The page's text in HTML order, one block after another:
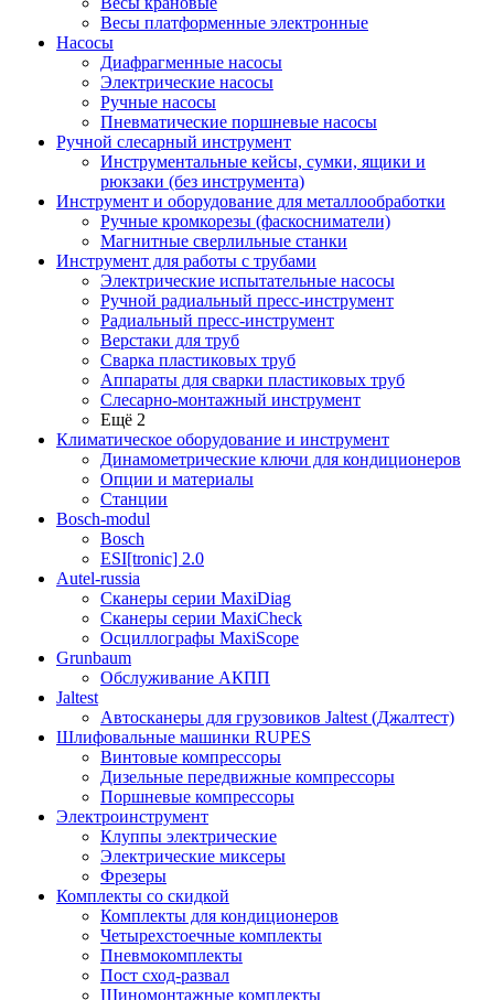
Весы платформенные электронные
Насосы
Диафрагменные насосы
Электрические насосы
Ручные насосы
Пневматические поршневые насосы
Ручной слесарный инструмент
Инструментальные кейсы, сумки, ящики и
рюкзаки (без инструмента)
Инструмент и оборудование для металлообработки
Ручные кромкорезы (фаскосниматели)
Магнитные сверлильные станки
Инструмент для работы с трубами
Электрические испытательные насосы
Ручной радиальный пресс-инструмент
Радиальный пресс-инструмент
Верстаки для труб
Сварка пластиковых труб
Аппараты для сварки пластиковых труб
Слесарно-монтажный инструмент
Ещё 2
Климатическое оборудование и инструмент
Динамометрические ключи для кондиционеров
Опции и материалы
Станции
Bosch-modul
Bosch
ESI[tronic] 2.0
Autel-russia
Сканеры серии MaxiDiag
Сканеры серии MaxiCheck
Осциллографы MaxiScope
Grunbaum
Обслуживание АКПП
Jaltest
Автосканеры для грузовиков Jaltest (Джалтест)
Шлифовальные машинки RUPES
Винтовые компрессоры
Дизельные передвижные компрессоры
Поршневые компрессоры
Электроинструмент
Клуппы электрические
Электрические миксеры
Фрезеры
Комплекты со скидкой
Комплекты для кондиционеров
Четырехстоечные комплекты
Пневмокомплекты
Пост сход-развал
Шиномонтажные комплекты